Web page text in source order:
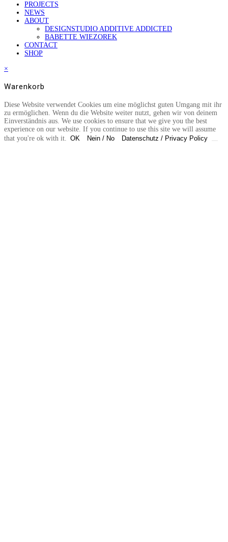
PROJECTS
NEWS
ABOUT
DESIGNSTUDIO ADDITIVE ADDICTED
BABETTE WIEZOREK
CONTACT
SHOP
×
Warenkorb
Diese Website verwendet Cookies um eine möglichst guten Umgang mit ihr
zu ermöglichen. Wenn du die Website weiter nutzt, gehen wir von deinem
Einverständnis aus. We use cookies to ensure that we give you the best
experience on our website. If you continue to use this site we will assume
that you're ok with it. OK Nein / No Datenschutz / Privacy Policy